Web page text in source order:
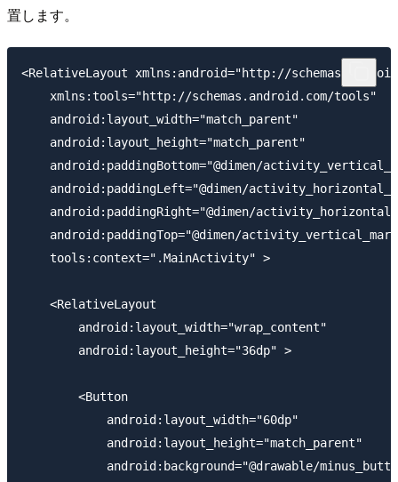
置します。
<RelativeLayout xmlns:android="http://
    xmlns:tools="http://schemas.android.com/tools"
    android:layout_width="match_parent"
    android:layout_height="match_parent"
android:paddingBottom="@dimen/
android:paddingLeft="@dimen/
android:paddingRight="@dimen/
android:paddingTop="@dimen/
    tools:context=".MainActivity" >
    <RelativeLayout
        android:layout_width="wrap_content"
        android:layout_height="36dp" >
        <Button
            android:layout_width="60dp"
            android:layout_height="match_parent"
android:background="@drawable/